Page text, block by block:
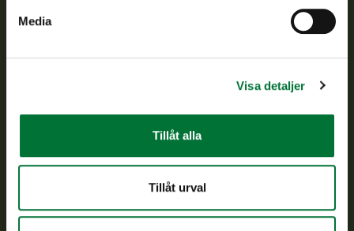
Media
Visa detaljer
Tillåt alla
Tillåt urval
Finlands viltcentral främjar en hållbar vilthushållning, stöder
Om oss
Kundtjänst